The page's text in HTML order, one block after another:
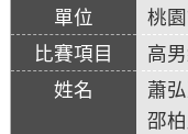
桃
高
蕭
邵